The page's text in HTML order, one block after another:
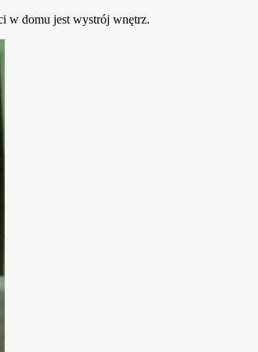
w domu jest wystrój wnętrz.